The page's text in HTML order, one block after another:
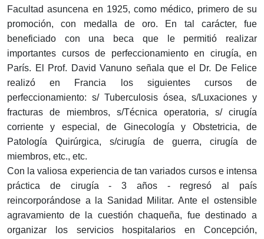
Facultad asuncena en 1925, como médico, primero de su
promoción, con medalla de oro. En tal carácter, fue
beneficiado con una beca que le permitió realizar
importantes cursos de perfeccionamiento en cirugía, en
París. El Prof. David Vanuno señala que el Dr. De Felice
realizó en Francia los siguientes cursos de
perfeccionamiento: s/ Tuberculosis ósea, s/Luxaciones y
fracturas de miembros, s/Técnica operatoria, s/ cirugía
corriente y especial, de Ginecología y Obstetricia, de
Patología Quirúrgica, s/cirugía de guerra, cirugía de
miembros, etc., etc.
Con la valiosa experiencia de tan variados cursos e intensa
práctica de cirugía - 3 años - regresó al país
reincorporándose a la Sanidad Militar. Ante el ostensible
agravamiento de la cuestión chaqueña, fue destinado a
organizar los servicios hospitalarios en Concepción,